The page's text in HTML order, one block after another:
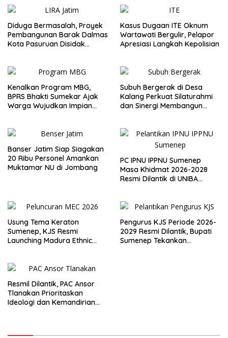
Diduga Bermasalah, Proyek
Pembangunan Barak Dalmas
Kota Pasuruan Disidak
Kasus Dugaan ITE Oknum
Wartawati Bergulir, Pelapor
Apresiasi Langkah Kepolisian
Kenalkan Program MBG,
BPRS Bhakti Sumekar Ajak
Warga Wujudkan Impian
Subuh Bergerak di Desa
Kalang Perkuat Silaturahmi
dan Sinergi Membangun
Banser Jatim Siap Siagakan
20 Ribu Personel Amankan
Muktamar NU di Jombang
PC IPNU IPPNU Sumenep
Masa Khidmat 2026-2028
Resmi Dilantik di UNIBA
Usung Tema Keraton
Sumenep, KJS Resmi
Launching Madura Ethnic
Pengurus KJS Periode 2026-
2029 Resmi Dilantik, Bupati
Sumenep Tekankan
Resmil Dilantik, PAC Ansor
Tlanakan Prioritaskan
Ideologi dan Kemandirian